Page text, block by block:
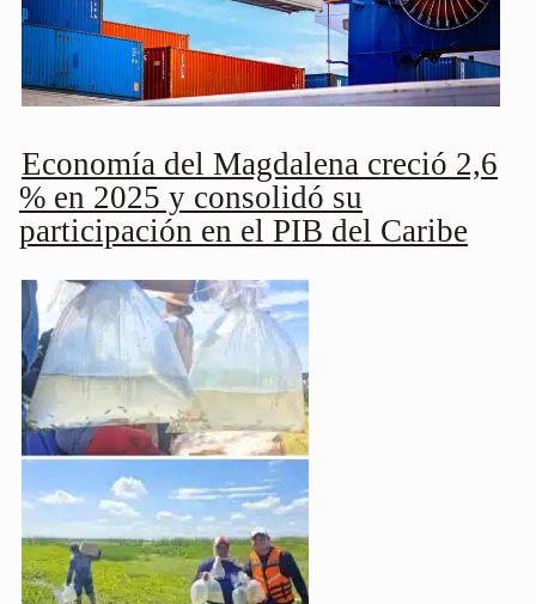
Economía del Magdalena creció 2,6
% en 2025 y consolidó su
participación en el PIB del Caribe